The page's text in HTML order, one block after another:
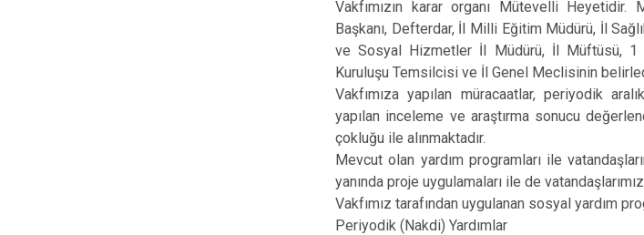
Vakfımızın karar organı Mütevelli
Başkanı, Defterdar, İl Milli Eğitim Müdürü, İl
ve Sosyal Hizmetler İl Müdürü, İl Müftüsü, 1
Kuruluşu Temsilcisi ve İl Genel Meclisinin
Vakfımıza yapılan müracaatlar, periyodik
yapılan inceleme ve araştırma sonucu
çokluğu ile alınmaktadır.
Mevcut olan yardım programları ile
yanında proje uygulamaları ile de
Vakfımız tarafından uygulanan sosyal yardım
Periyodik (Nakdi) Yardımlar